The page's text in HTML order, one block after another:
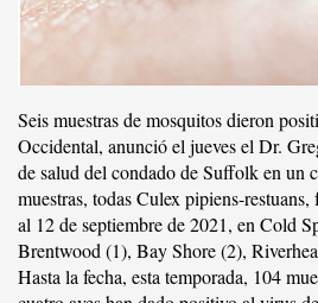
Seis muestras de mosquitos dieron
Occidental, anunció el jueves el Dr.
de salud del condado de Suffolk en un
muestras, todas Culex pipiens-
al 12 de septiembre de 2021, en Cold
Brentwood (1), Bay Shore (2),
Hasta la fecha, esta temporada, 104